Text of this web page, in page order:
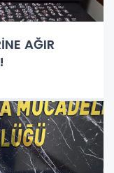
AĞIR